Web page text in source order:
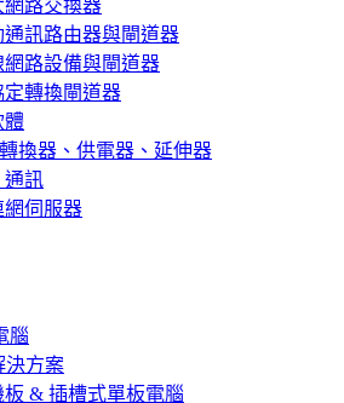
網路交換器
通訊路由器與閘道器
網路設備與閘道器
定轉換閘道器
體
換器、供電器、延伸器
通訊
網伺服器
腦
決方案
板 & 插槽式單板電腦